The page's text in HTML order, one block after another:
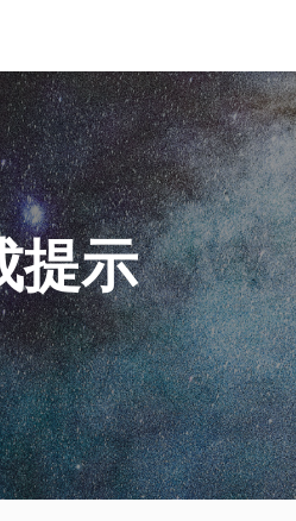
提示